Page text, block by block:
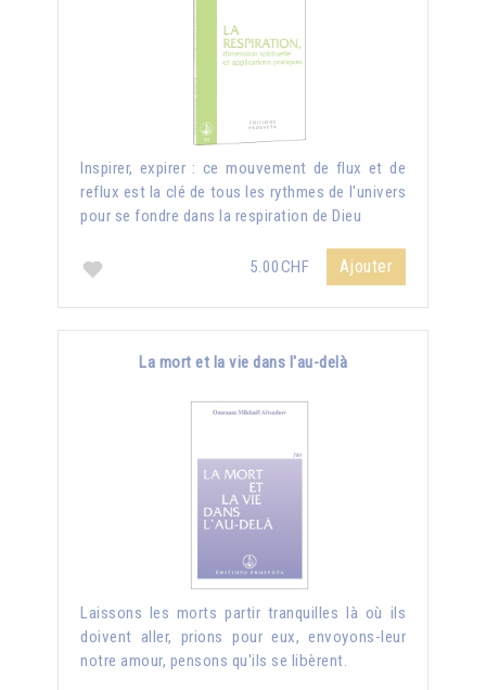
Inspirer, expirer : ce mouvement de flux et de
reflux est la clé de tous les rythmes de l'univers
pour se fondre dans la respiration de Dieu
5.00CHF Ajouter
La mort et la vie dans l'au-delà
Laissons les morts partir tranquilles là où ils
doivent aller, prions pour eux, envoyons-leur
notre amour, pensons qu'ils se libèrent.